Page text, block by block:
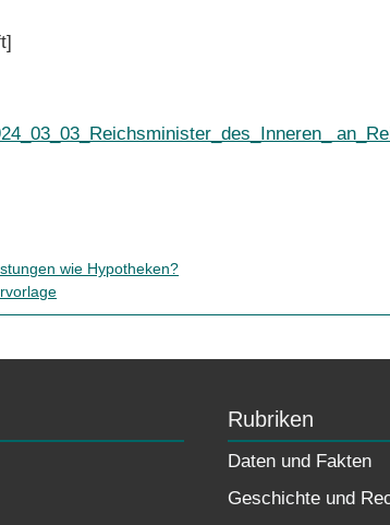
wie Hypotheken?
Rubriken
Daten und Fakten
Geschichte und